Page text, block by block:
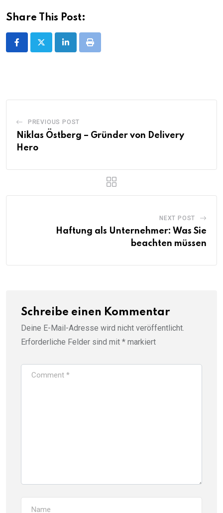
Share This Post:
LinkedInPrint
PREVIOUS POST
Niklas Östberg – Gründer von Delivery
Hero
NEXT POST
Haftung als Unternehmer: Was Sie
beachten müssen
Schreibe einen Kommentar
Deine E-Mail-Adresse wird nicht veröffentlicht.
Erforderliche Felder sind mit * markiert